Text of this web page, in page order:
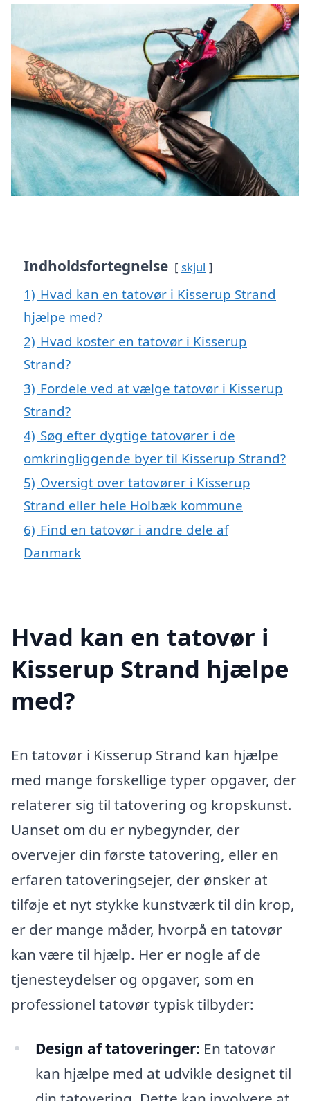
Indholdsfortegnelse skjul
1) Hvad kan en tatovør i Kisserup Strand
hjælpe med?
2) Hvad koster en tatovør i Kisserup
Strand?
3) Fordele ved at vælge tatovør i Kisserup
Strand?
4) Søg efter dygtige tatovører i de
omkringliggende byer til Kisserup Strand?
5) Oversigt over tatovører i Kisserup
Strand eller hele Holbæk kommune
6) Find en tatovør i andre dele af
Danmark
Hvad kan en tatovør i
Kisserup Strand hjælpe
med?
En tatovør i Kisserup Strand kan hjælpe
med mange forskellige typer opgaver, der
relaterer sig til tatovering og kropskunst.
Uanset om du er nybegynder, der
overvejer din første tatovering, eller en
erfaren tatoveringsejer, der ønsker at
tilføje et nyt stykke kunstværk til din krop,
er der mange måder, hvorpå en tatovør
kan være til hjælp. Her er nogle af de
tjenesteydelser og opgaver, som en
professionel tatovør typisk tilbyder:
Design af tatoveringer: En tatovør
kan hjælpe med at udvikle designet til